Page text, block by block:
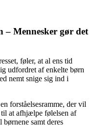
– Mennesker gør det
føler, at al ens tid
udfordret af enkelte børn
nemt snige sig ind i
forståelsesramme, der vil
at afhjælpe følelsen af
samt deres